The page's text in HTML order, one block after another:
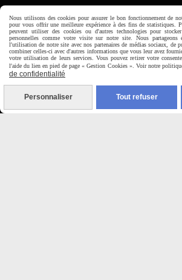
Horaire d'ouverture:
Du Mardi au Samedi de
9H00 - 12H30 / 14H00-

Paiement sécurisé
Nous utilisons des cookies pour assurer le bon fonctionnement de
pour vous offrir une meilleure expérience à des fins de statistiques.
peuvent utiliser des cookies ou d'autres technologies pour
personnelles comme votre visite sur notre site. Nous partageons
l'utilisation de notre site avec nos partenaires de médias sociaux, de
combiner celles-ci avec d'autres informations que vous leur avez
votre utilisation de leurs services. Vous pouvez retirer votre
l'aide du lien en pied de page « Gestion Cookies ». Voir notre
de confidentialité
Personnaliser Tout refuser